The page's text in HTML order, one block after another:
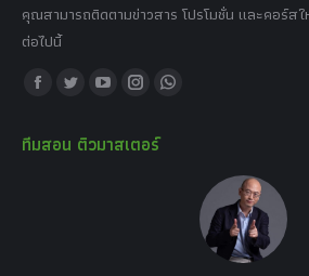
คุณสามารถติดตามข่าวสาร โปรโมชั่น และคอร์สใ
ต่อไปนี้
Find us on:
Facebook
opens
Twitter
opens
YouTube
opens
Instagram
opens
Whatsapp
window
ทีมสอน ติวมาสเตอร์